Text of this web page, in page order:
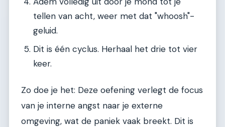
tellen van acht, weer met dat "whoosh"-
geluid.
Dit is één cyclus. Herhaal het drie tot vier
keer.
Zo doe je het: Deze oefening verlegt de focus
van je interne angst naar je externe
omgeving, wat de paniek vaak breekt. Dit is